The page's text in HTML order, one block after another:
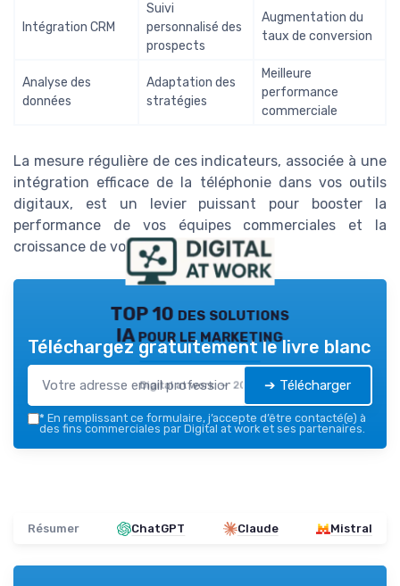
Intégration CRM
Suivi
personnalisé des
prospects
Augmentation du
taux de conversion
Analyse des
données
Adaptation des
stratégies
Meilleure
performance
commerciale
La mesure régulière de ces indicateurs, associée à une
intégration efficace de la téléphonie dans vos outils
digitaux, est un levier puissant pour booster la
performance de vos équipes commerciales et la
croissance de votre entreprise.
TOP 10 des solutions
IA pour le marketing
Digital at work — 2026
Téléchargez gratuitement le livre blanc
➔ Télécharger
* En remplissant ce formulaire, j’accepte d’être contacté(e) à
des fins commerciales par Digital at work et ses partenaires.
Résumer ChatGPT Claude Mistral